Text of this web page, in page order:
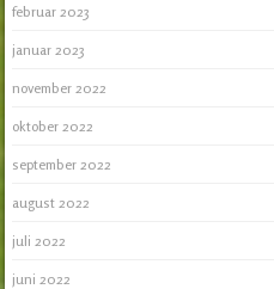
februar 2023
januar 2023
november 2022
oktober 2022
september 2022
august 2022
juli 2022
juni 2022